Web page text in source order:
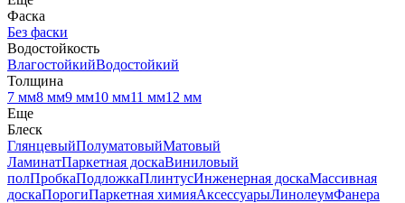
Фаска
Без фаски
Водостойкость
ВлагостойкийВодостойкий
Толщина
7 мм8 мм9 мм10 мм11 мм12 мм
Еще
Блеск
ГлянцевыйПолуматовыйМатовый
ЛаминатПаркетная доскаВиниловый
полПробкаПодложкаПлинтусИнженерная доскаМассивная
доскаПорогиПаркетная химияАксессуарыЛинолеумФанера